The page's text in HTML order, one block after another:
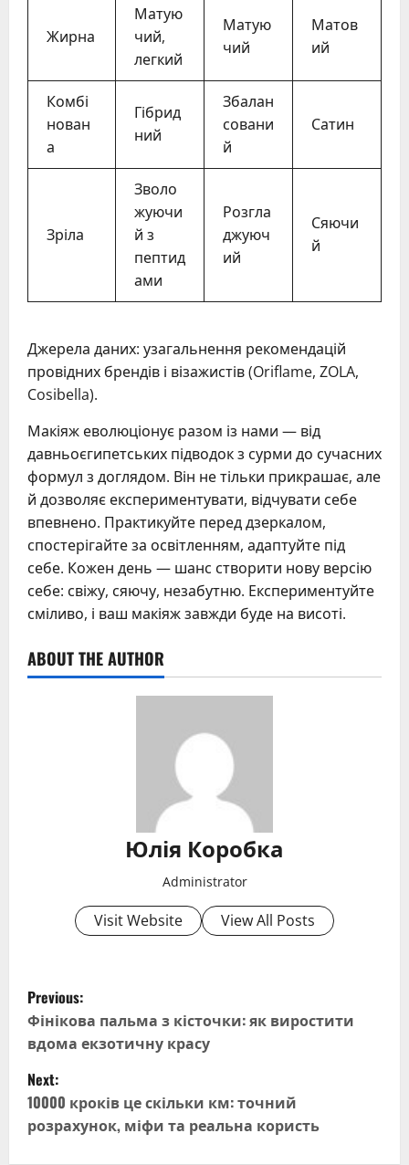
Жирна
Матую
чий,
легкий
Матую
чий
Матов
ий
Комбі
нован
а
Гібрид
ний
Збалан
совани
й
Сатин
Зріла
Зволо
жуючи
й з
пептид
ами
Розгла
джуюч
ий
Сяючи
й
Джерела даних: узагальнення рекомендацій
провідних брендів і візажистів (Oriflame, ZOLA,
Cosibella).
Макіяж еволюціонує разом із нами — від
давньоєгипетських підводок з сурми до сучасних
формул з доглядом. Він не тільки прикрашає, але
й дозволяє експериментувати, відчувати себе
впевнено. Практикуйте перед дзеркалом,
спостерігайте за освітленням, адаптуйте під
себе. Кожен день — шанс створити нову версію
себе: свіжу, сяючу, незабутню. Експериментуйте
сміливо, і ваш макіяж завжди буде на висоті.
ABOUT THE AUTHOR
Юлія Коробка
Administrator
Visit Website View All Posts
P
o
s
t
n
Previous:
Фінікова пальма з кісточки: як виростити
вдома екзотичну красу
Next:
10000 кроків це скільки км: точний
розрахунок, міфи та реальна користь